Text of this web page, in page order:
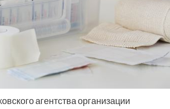
агентства организации